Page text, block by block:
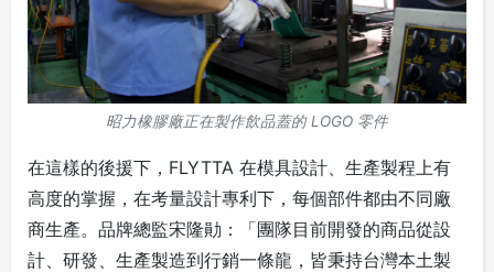
昭力橡膠廠正在製作飲品蓋的 LOGO 零件
在這樣的後援下，FLYTTA 在模具設計、生產製程上有
高度的掌握，在考量設計專利下，每個部件都由不同廠
商生產。品牌總監宋隆勛：「團隊目前開發的商品從設
計、研發、生產製造到行銷一條龍，皆秉持台灣本土製